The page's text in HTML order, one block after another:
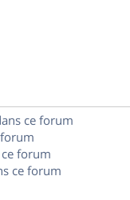
ce forum
forum
ce forum